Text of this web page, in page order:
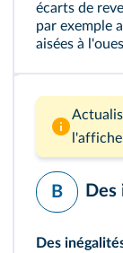
écarts de
par exemple
aisées à
B
Des